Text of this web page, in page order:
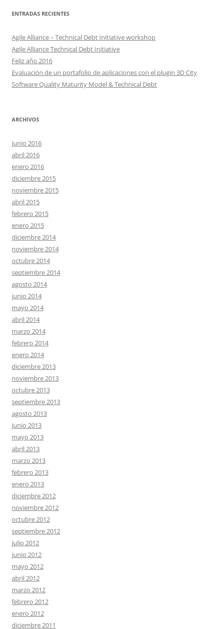
ENTRADAS RECIENTES
Agile Alliance – Technical Debt Initiative workshop
Agile Alliance Technical Debt Initiative
Feliz año 2016
Evaluación de un portafolio de aplicaciones con el plugin 3D City
Software Quality Maturity Model & Technical Debt
ARCHIVOS
junio 2016
abril 2016
enero 2016
diciembre 2015
noviembre 2015
abril 2015
febrero 2015
enero 2015
diciembre 2014
noviembre 2014
octubre 2014
septiembre 2014
agosto 2014
junio 2014
mayo 2014
abril 2014
marzo 2014
febrero 2014
enero 2014
diciembre 2013
noviembre 2013
octubre 2013
septiembre 2013
agosto 2013
junio 2013
mayo 2013
abril 2013
marzo 2013
febrero 2013
enero 2013
diciembre 2012
noviembre 2012
octubre 2012
septiembre 2012
julio 2012
junio 2012
mayo 2012
abril 2012
marzo 2012
febrero 2012
enero 2012
diciembre 2011